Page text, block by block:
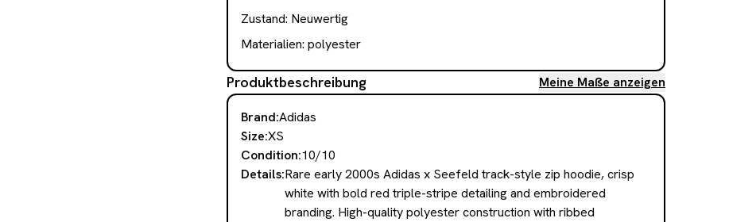
Zustand: Neuwertig
Materialien: polyester
Produktbeschreibung Meine Maße anzeigen
Brand:Adidas
Size:XS
Condition:10/10
Details:Rare early 2000s Adidas x Seefeld track-style zip hoodie, crisp
white with bold red triple-stripe detailing and embroidered
branding. High-quality polyester construction with ribbed